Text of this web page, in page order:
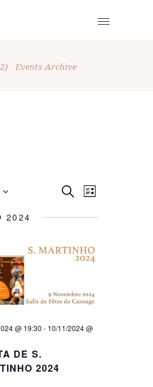
Events Archive
E
V
N
O
S
E
Pesquisar
E
V
N
O
I
Lista
2024
@ 19:30 - 10/11/2024 @
DE S.
2024